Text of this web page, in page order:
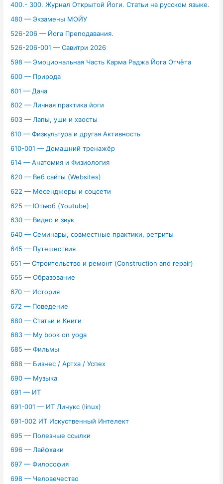
400.- 300. Журнал Открытой Йоги. Статьи на русском языке.
480 — Экзамены МОЙУ
526-206 — Йога Преподавания.
526-206-001 — Савитри 2026
598 — Эмоциональная Часть Карма Раджа Йога Отчёта
600 — Природа
601 — Дача
602 — Личная практика йоги
603 — Лапы, уши и хвосты
610 — Физкультура и другая Активность
610-001 — Домашний тренажёр
614 — Анатомия и Физиология
620 — Веб сайты (Websites)
622 — Месенджеры и соцсети
625 — Ютьюб (Youtube)
630 — Видео и звук
640 — Семинары, совместные практики, ретриты
645 — Путешествия
651 — Строительство и ремонт (Construction and repair)
655 — Образование
670 — История
672 — Поведение
680 — Статьи и Книги
683 — My book on yoga
685 — Фильмы
688 — Бизнес / Артха / Успех
690 — Музыка
691 — ИТ
691-001 — ИТ Линукс (linux)
691-002 ИТ Искуственный Интелект
695 — Полезные ссылки
696 — Лайфхаки
697 — Философия
698 — Человечество